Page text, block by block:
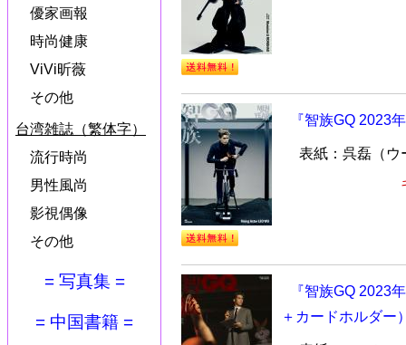
優家画報
時尚健康
ViVi昕薇
その他
台湾雑誌（繁体字）
流行時尚
男性風尚
影視偶像
その他
= 写真集 =
= 中国書籍 =
『智族GQ 2023
表紙：呉磊（ウ
『智族GQ 2023
＋カードホルダー